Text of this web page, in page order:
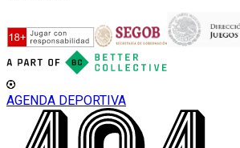
AGENDA DEPORTIVA